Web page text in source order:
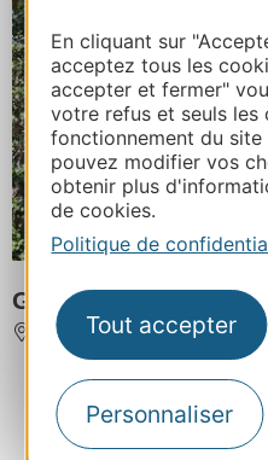
En cliquant sur
acceptez tous les
accepter et fermer"
votre refus et seuls les
fonctionnement du site
pouvez modifier vos
obtenir plus
de cookies.
Politique de
Tout accepter
Personnaliser
GITE LE JARDIN
ARGELES-SUR-MER
1 ... 33